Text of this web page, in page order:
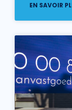
EN SAVOIR